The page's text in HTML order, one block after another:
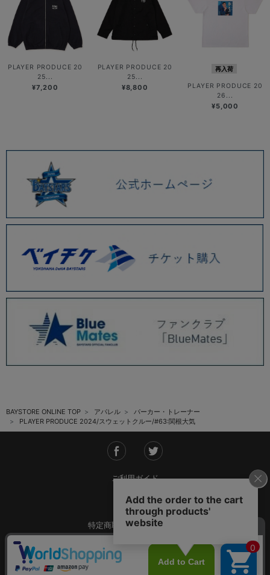
PLAYER PRODUCE 20
25...
¥7,200
PLAYER PRODUCE 20
25...
¥8,800
再入荷
PLAYER PRODUCE 20
26...
¥5,000
BAYSTORE ONLINE TOP アパレル
パーカー・トレーナー
PLAYER PRODUCE 2024/スウェットクルー/#63:関根大気
ご利用ガイド
会社概要
特定商取引法に基づく表記
ご利用規約